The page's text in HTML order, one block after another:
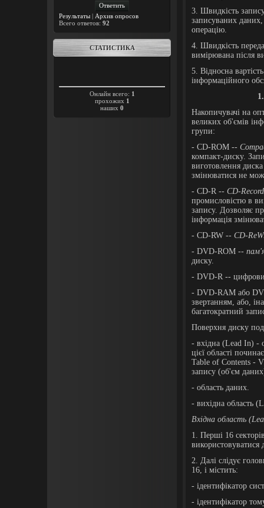
Результаты | Архив опросов
Всего ответов: 92
СТАТИСТИКА
Онлайн всего: 1
прохожих 1
наших 0
3. Швидкість
записуваних
операцію.
4. Швидкість
вимірювана після
5. Відносна
інформаційного
1
Накопичувачі на
великих об'ємів
групи:
- CD-ROM --
компакт-диску.
виготовлення
змінюватися не
- CD-R -- CD-
промисловістю в
запису. Дозволяє
інформація
- CD-RW -- CD-
- DVD-ROM --
диску.
- DVD-R --
- DVD-RAM або
звертанням, або,
багатократний
Поверхня диску
- вхідна (Lead In) -
цієї області
Table of Contents -
запису (об'єм
- область даних.
- вихідна область
Вхідна область (
1. Перші 16
використовуватися
2. Далі слідує
16, і містить:
- ідентифікатор
- ідентифікатор